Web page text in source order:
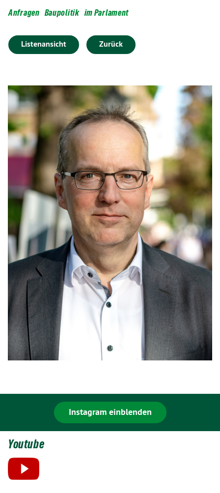
Anfragen Baupolitik im Parlament
Listenansicht Zurück
Instagram einblenden
Youtube